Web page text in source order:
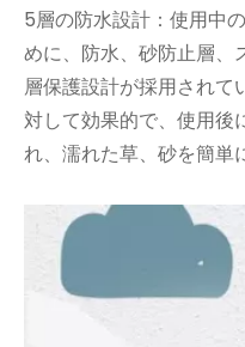
5層の防水設計：使用中
めに、防水、砂防止層、
層保護設計が採用されて
対して効果的で、使用後
れ、濡れた草、砂を簡単